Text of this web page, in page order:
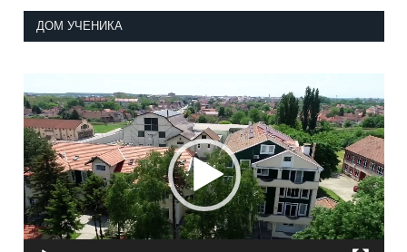
ДОМ УЧЕНИКА
видео
записа